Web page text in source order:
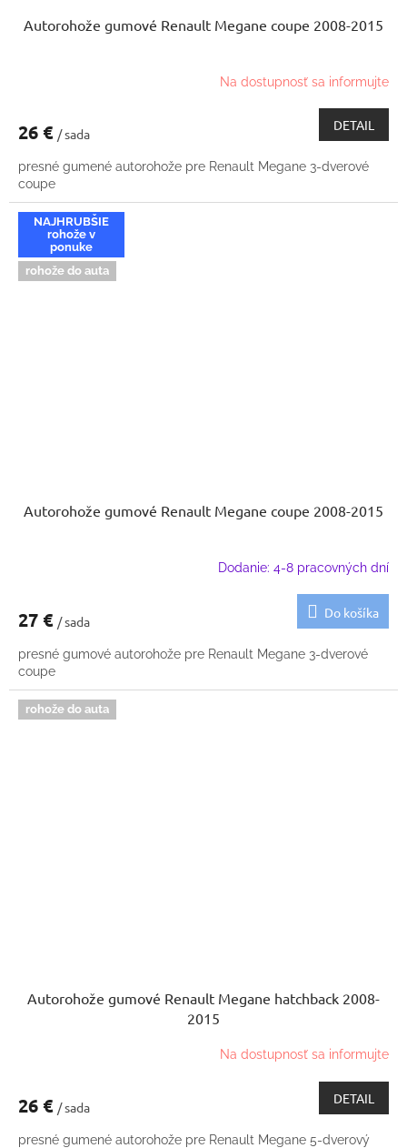
Autorohože gumové Renault Megane coupe 2008-2015
Na dostupnosť sa informujte
26 € / sada
DETAIL
presné gumené autorohože pre Renault Megane 3-dverové
coupe
NAJHRUBŠIE
rohože v
ponuke
rohože do auta
Autorohože gumové Renault Megane coupe 2008-2015
Dodanie: 4-8 pracovných dní
27 € / sada
Do košíka
presné gumové autorohože pre Renault Megane 3-dverové
coupe
rohože do auta
Autorohože gumové Renault Megane hatchback 2008-
2015
Na dostupnosť sa informujte
26 € / sada
DETAIL
presné gumené autorohože pre Renault Megane 5-dverový